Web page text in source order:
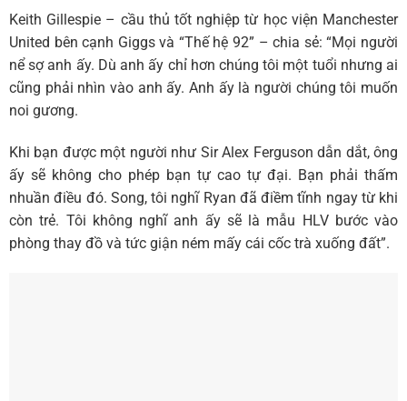
Keith Gillespie – cầu thủ tốt nghiệp từ học viện Manchester
United bên cạnh Giggs và “Thế hệ 92” – chia sẻ: “Mọi người
nể sợ anh ấy. Dù anh ấy chỉ hơn chúng tôi một tuổi nhưng ai
cũng phải nhìn vào anh ấy. Anh ấy là người chúng tôi muốn
noi gương.
Khi bạn được một người như Sir Alex Ferguson dẫn dắt, ông
ấy sẽ không cho phép bạn tự cao tự đại. Bạn phải thấm
nhuần điều đó. Song, tôi nghĩ Ryan đã điềm tĩnh ngay từ khi
còn trẻ. Tôi không nghĩ anh ấy sẽ là mẫu HLV bước vào
phòng thay đồ và tức giận ném mấy cái cốc trà xuống đất”.